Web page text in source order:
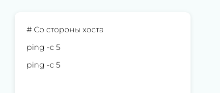
# Со стороны хоста
ping -c 5
ping -c 5